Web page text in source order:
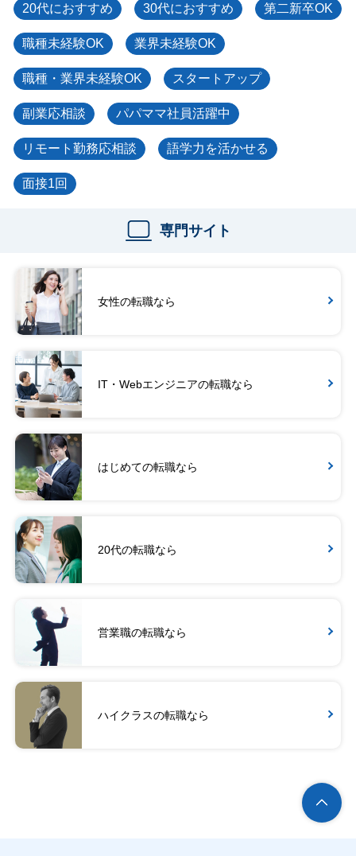
20代におすすめ 30代におすすめ 第二新卒OK
職種未経験OK 業界未経験OK
職種・業界未経験OK スタートアップ
副業応相談 パパママ社員活躍中
リモート勤務応相談 語学力を活かせる
面接1回
専門サイト
女性の転職なら
IT・Webエンジニアの転職なら
はじめての転職なら
20代の転職なら
営業職の転職なら
ハイクラスの転職なら